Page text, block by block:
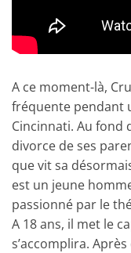
A ce moment-là,
fréquente pendant
Cincinnati. Au fond
divorce de ses
que vit sa
est un jeune
passionné par le
A 18 ans, il met le
s’accomplira.